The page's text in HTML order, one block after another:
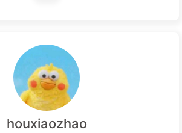
houxiaozhao